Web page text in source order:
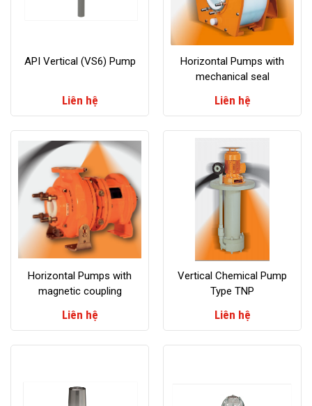
API Vertical (VS6) Pump
Liên hệ
Horizontal Pumps with
mechanical seal
Liên hệ
Horizontal Pumps with
magnetic coupling
Liên hệ
Vertical Chemical Pump
Type TNP
Liên hệ